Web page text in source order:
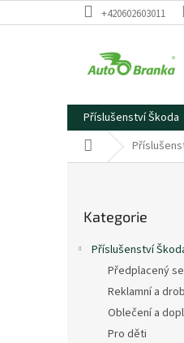
na
+420602603011
Příslušenství Škoda
Domů
kategorie
Kategorie
Příslušenství
Předplacený
Reklamní a
Oblečení a
Pro děti